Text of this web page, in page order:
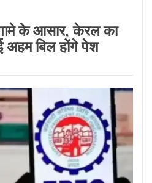
क्‍लेम से लेकर
नियम